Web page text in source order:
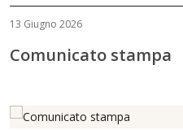
13 Giugno 2026
Comunicato stampa